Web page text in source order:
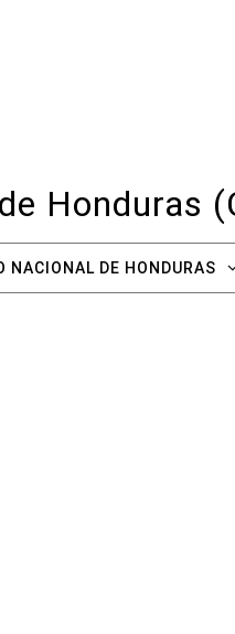
Honduras
NACIONAL DE HONDURAS